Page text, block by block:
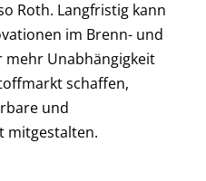
Roth. Langfristig kann
im Brenn- und
Unabhängigkeit
schaffen,
und
mitgestalten.